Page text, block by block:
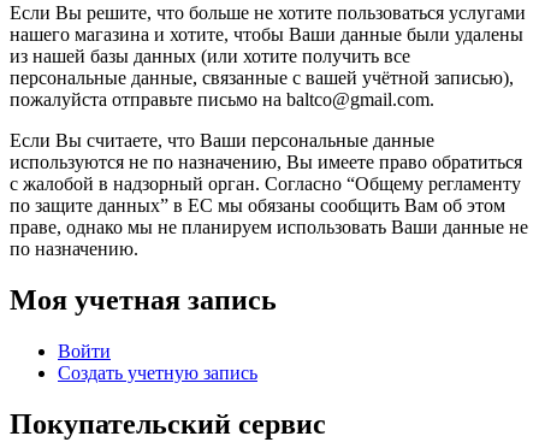
Если Вы решите, что больше не хотите пользоваться услугами
нашего магазина и хотите, чтобы Ваши данные были удалены
из нашей базы данных (или хотите получить все
персональные данные, связанные с вашей учётной записью),
пожалуйста отправьте письмо на baltco@gmail.com.
Если Вы считаете, что Ваши персональные данные
используются не по назначению, Вы имеете право обратиться
с жалобой в надзорный орган. Согласно “Общему регламенту
по защите данных” в ЕС мы обязаны сообщить Вам об этом
праве, однако мы не планируем использовать Ваши данные не
по назначению.
Моя учетная запись
Войти
Создать учетную запись
Покупательский сервис